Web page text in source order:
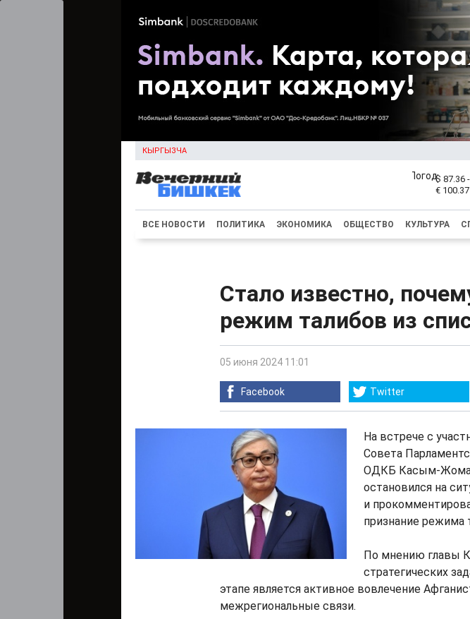
КЫРГЫЗЧА
$ 87.36
€
ВСЕ НОВОСТИ ПОЛИТИКА ЭКОНОМИКА ОБЩЕСТВО КУЛЬТУРА
Стало известно,
режим талибов из
05 июня 2024 11:01
Facebook Twitter
На встрече с
Совета
ОДКБ Касым-
остановился на
и
признание режима
По мнению главы
стратегических
этапе является активное вовлечение
межрегиональные связи.